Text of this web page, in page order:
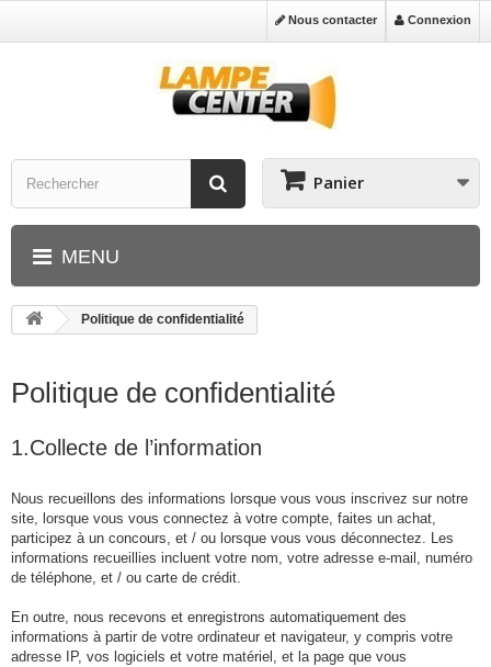
Connexion
Nous contacter
Panier
MENU
Politique de confidentialité
Politique de confidentialité
1.Collecte de l’information
Nous recueillons des informations lorsque vous vous inscrivez sur notre
site, lorsque vous vous connectez à votre compte, faites un achat,
participez à un concours, et / ou lorsque vous vous déconnectez. Les
informations recueillies incluent votre nom, votre adresse e-mail, numéro
de téléphone, et / ou carte de crédit.
En outre, nous recevons et enregistrons automatiquement des
informations à partir de votre ordinateur et navigateur, y compris votre
adresse IP, vos logiciels et votre matériel, et la page que vous